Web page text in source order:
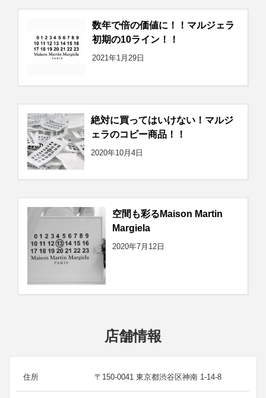
数年で倍の価値に！！マルジェラ
初期の10ライン！！
2021年1月29日
絶対に買ってはいけない！マルジ
ェラのコピー商品！！
2020年10月4日
空間も彩るMaison Martin
Margiela
2020年7月12日
店舗情報
住所 〒150-0041 東京都渋谷区神南 1-14-8